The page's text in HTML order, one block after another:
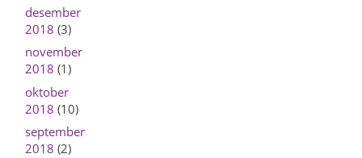
desember
2018 (3)
november
2018 (1)
oktober
2018 (10)
september
2018 (2)